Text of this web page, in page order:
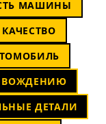
МАШИНЫ
ВОЖДЕНИЮ
ДЕТАЛИ